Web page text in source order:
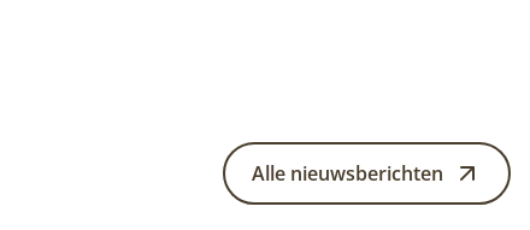
Alle nieuwsberichten